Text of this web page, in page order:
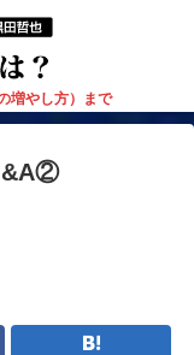
増やし方）まで